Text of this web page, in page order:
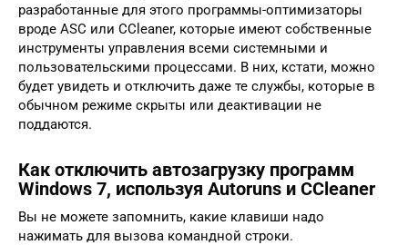
разработанные для этого программы-оптимизаторы
вроде ASC или CCleaner, которые имеют собственные
инструменты управления всеми системными и
пользовательскими процессами. В них, кстати, можно
будет увидеть и отключить даже те службы, которые в
обычном режиме скрыты или деактивации не
поддаются.
Как отключить автозагрузку программ
Windows 7, используя Autoruns и CCleaner
Вы не можете запомнить, какие клавиши надо
нажимать для вызова командной строки.